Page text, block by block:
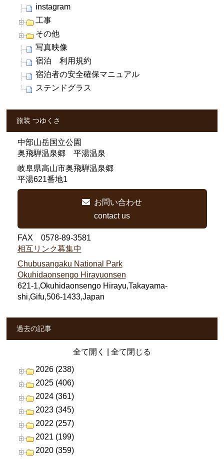
instagram
工事
その他
写真映像
宿泊 利用規約
宿泊者の安全確保マニュアル
ステンドグラス
旅装 つゆくさ
中部山岳国立公園
奥飛騨温泉郷 平湯温泉
岐阜県高山市奥飛騨温泉郷
平湯621番地1
お問い合わせ
contact us
FAX 0578-89-3581
相互リンク募集中
Chubusangaku National Park
Okuhidaonsengo Hirayuonsen
621-1,Okuhidaonsengo Hirayu,Takayama-
shi,Gifu,506-1433,Japan
過去の記事
全て開く 全て閉じる
2026 (238)
2025 (406)
2024 (361)
2023 (345)
2022 (257)
2021 (199)
2020 (359)